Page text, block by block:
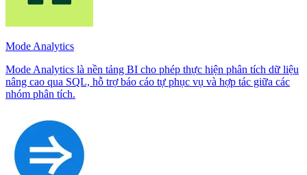
Mode Analytics
Mode Analytics là nền tảng BI cho phép thực hiện phân tích dữ liệu
nâng cao qua SQL, hỗ trợ báo cáo tự phục vụ và hợp tác giữa các
nhóm phân tích.